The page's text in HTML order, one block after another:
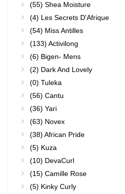
(55) Shea Moisture
(4) Les Secrets D'Afrique
(54) Miss Antilles
(133) Activilong
(6) Bigen- Mens
(2) Dark And Lovely
(0) Tuleka
(56) Cantu
(36) Yari
(63) Novex
(38) African Pride
(5) Kuza
(10) DevaCurl
(15) Camille Rose
(5) Kinky Curly